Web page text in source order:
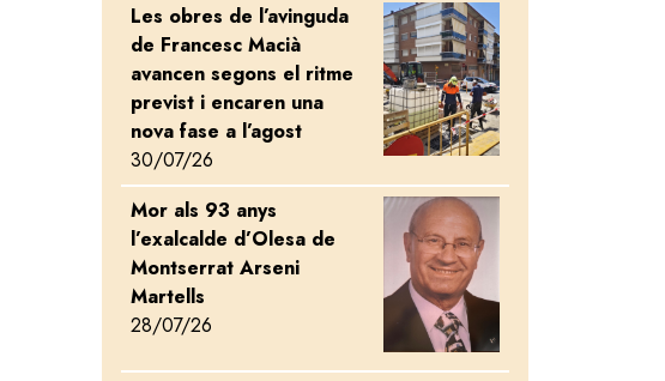
Les obres de l’avinguda
de Francesc Macià
avancen segons el ritme
previst i encaren una
nova fase a l’agost
30/07/26
Image
Mor als 93 anys
l’exalcalde d’Olesa de
Montserrat Arseni
Martells
28/07/26
Image